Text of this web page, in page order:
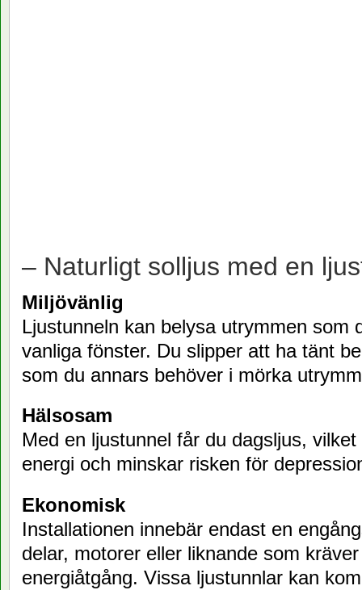
– Naturligt solljus med en
Miljövänlig
Ljustunneln kan belysa utrymmen som
vanliga fönster. Du slipper att ha tänt
som du annars behöver i mörka
Hälsosam
Med en ljustunnel får du dagsljus,
energi och minskar risken för
Ekonomisk
Installationen innebär endast en
delar, motorer eller liknande som
energiåtgång. Vissa ljustunnlar kan